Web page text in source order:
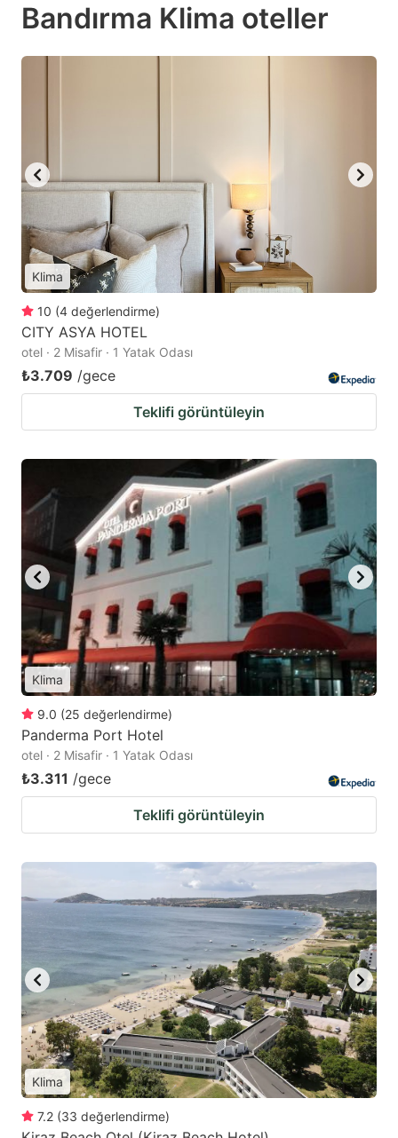
Bandırma Klima oteller
Klima
10 (4 değerlendirme)
CITY ASYA HOTEL
otel · 2 Misafir · 1 Yatak Odası
₺3.709 /gece
Teklifi görüntüleyin
Klima
9.0 (25 değerlendirme)
Panderma Port Hotel
otel · 2 Misafir · 1 Yatak Odası
₺3.311 /gece
Teklifi görüntüleyin
Klima
7.2 (33 değerlendirme)